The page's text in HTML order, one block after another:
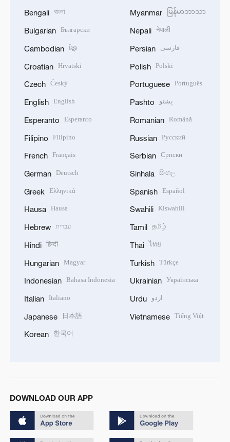
Bengali বাংলা
Bulgarian Български
Cambodian ខ្មែរ
Croatian Hrvatski
Czech Český
English English
Esperanto Esperanto
Filipino Filipino
French Français
German Deutsch
Greek Ελληνικά
Hausa Hausa
Hebrew עברית
Hindi हिन्दी
Hungarian Magyar
Indonesian Bahasa Indonesia
Italian Italiano
Japanese 日本語
Korean 한국어
Myanmar မြန်မာဘာသာ
Nepali नेपाली
Persian فارسی
Polish Polski
Portuguese Português
Pashto پښتو
Romanian Română
Russian Русский
Serbian Српски
Sinhala සිංහල
Spanish Español
Swahili Kiswahili
Tamil தமிழ்
Thai ไทย
Turkish Türkçe
Ukrainian Українська
Urdu اردو
Vietnamese Tiếng Việt
DOWNLOAD OUR APP